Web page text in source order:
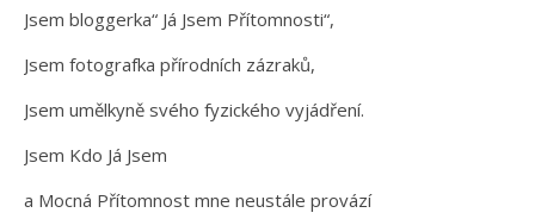
Jsem bloggerka“ Já Jsem Přítomnosti“,
Jsem fotografka přírodních zázraků,
Jsem umělkyně svého fyzického vyjádření.
Jsem Kdo Já Jsem
a Mocná Přítomnost mne neustále provází